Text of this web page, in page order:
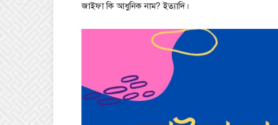
জাইফা কি আধুনিক নাম? ইত্যাদি।